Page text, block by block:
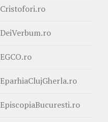
Cristofori.ro
DeiVerbum.ro
EGCO.ro
EparhiaClujGherla.ro
EpiscopiaBucuresti.ro